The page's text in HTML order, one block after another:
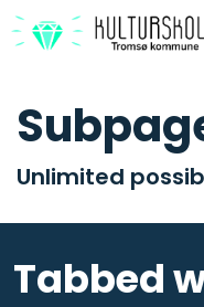
Unlimited
Tabbed